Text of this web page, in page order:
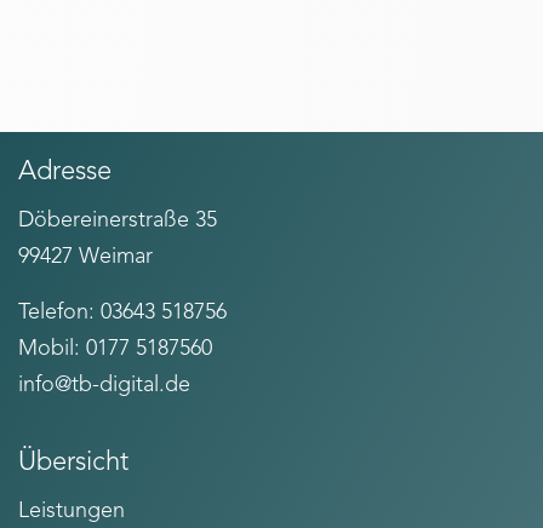
Adresse
Döbereinerstraße 35
99427 Weimar
Telefon: 03643 518756
Mobil: 0177 5187560
info@tb-digital.de
Übersicht
Leistungen